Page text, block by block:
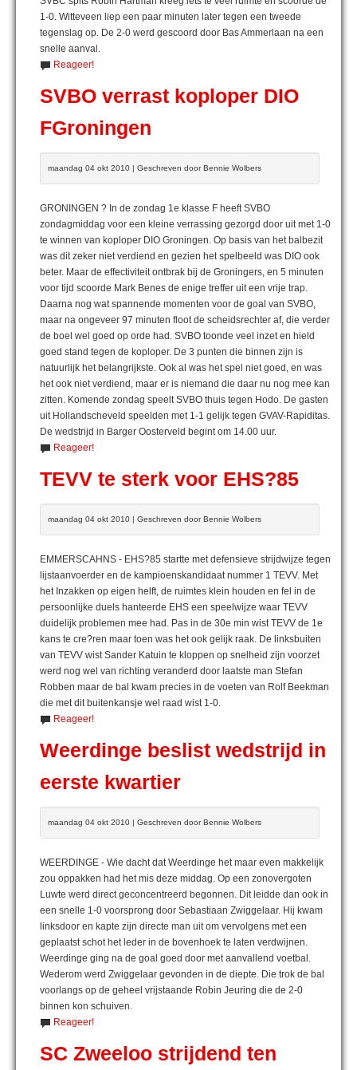
1-0. Witteveen liep een paar minuten later tegen een tweede
tegenslag op. De 2-0 werd gescoord door Bas Ammerlaan na een
snelle aanval.
Reageer!
SVBO verrast koploper DIO
FGroningen
maandag 04 okt 2010 | Geschreven door Bennie Wolbers
GRONINGEN ? In de zondag 1e klasse F heeft SVBO
zondagmiddag voor een kleine verrassing gezorgd door uit met 1-0
te winnen van koploper DIO Groningen. Op basis van het balbezit
was dit zeker niet verdiend en gezien het spelbeeld was DIO ook
beter. Maar de effectiviteit ontbrak bij de Groningers, en 5 minuten
voor tijd scoorde Mark Benes de enige treffer uit een vrije trap.
Daarna nog wat spannende momenten voor de goal van SVBO,
maar na ongeveer 97 minuten floot de scheidsrechter af, die verder
de boel wel goed op orde had. SVBO toonde veel inzet en hield
goed stand tegen de koploper. De 3 punten die binnen zijn is
natuurlijk het belangrijkste. Ook al was het spel niet goed, en was
het ook niet verdiend, maar er is niemand die daar nu nog mee kan
zitten. Komende zondag speelt SVBO thuis tegen Hodo. De gasten
uit Hollandscheveld speelden met 1-1 gelijk tegen GVAV-Rapiditas.
De wedstrijd in Barger Oosterveld begint om 14.00 uur.
Reageer!
TEVV te sterk voor EHS?85
maandag 04 okt 2010 | Geschreven door Bennie Wolbers
EMMERSCAHNS - EHS?85 startte met defensieve strijdwijze tegen
lijstaanvoerder en de kampioenskandidaat nummer 1 TEVV. Met
het Inzakken op eigen helft, de ruimtes klein houden en fel in de
persoonlijke duels hanteerde EHS een speelwijze waar TEVV
duidelijk problemen mee had. Pas in de 30e min wist TEVV de 1e
kans te cre?ren maar toen was het ook gelijk raak. De linksbuiten
van TEVV wist Sander Katuin te kloppen op snelheid zijn voorzet
werd nog wel van richting veranderd door laatste man Stefan
Robben maar de bal kwam precies in de voeten van Rolf Beekman
die met dit buitenkansje wel raad wist 1-0.
Reageer!
Weerdinge beslist wedstrijd in
eerste kwartier
maandag 04 okt 2010 | Geschreven door Bennie Wolbers
WEERDINGE - Wie dacht dat Weerdinge het maar even makkelijk
zou oppakken had het mis deze middag. Op een zonovergoten
Luwte werd direct geconcentreerd begonnen. Dit leidde dan ook in
een snelle 1-0 voorsprong door Sebastiaan Zwiggelaar. Hij kwam
linksdoor en kapte zijn directe man uit om vervolgens met een
geplaatst schot het leder in de bovenhoek te laten verdwijnen.
Weerdinge ging na de goal goed door met aanvallend voetbal.
Wederom werd Zwiggelaar gevonden in de diepte. Die trok de bal
voorlangs op de geheel vrijstaande Robin Jeuring die de 2-0
binnen kon schuiven.
Reageer!
SC Zweeloo strijdend ten